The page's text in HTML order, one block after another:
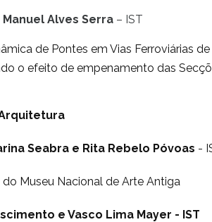
Manuel Alves Serra – IST
de Pontes em Vias Ferroviárias
o efeito de empenamento das
Arquitetura
Seabra e Rita Rebelo Póvoas -
Museu Nacional de Arte Antiga
e Vasco Lima Mayer - IST